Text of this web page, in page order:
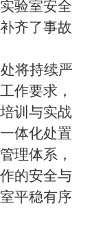
验室安全
齐了事故
将持续严
作要求，
训与实战
体化处置
理体系，
的安全与
平稳有序